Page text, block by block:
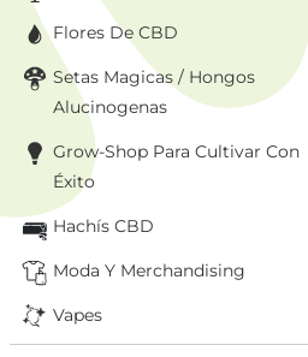
Flores De CBD
Setas Magicas / Hongos
Alucinogenas
Grow-Shop Para Cultivar Con
Éxito
Hachís CBD
Moda Y Merchandising
Vapes